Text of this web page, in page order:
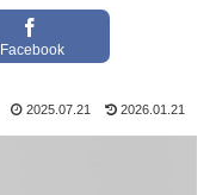
Facebook
2025.07.21 2026.01.21